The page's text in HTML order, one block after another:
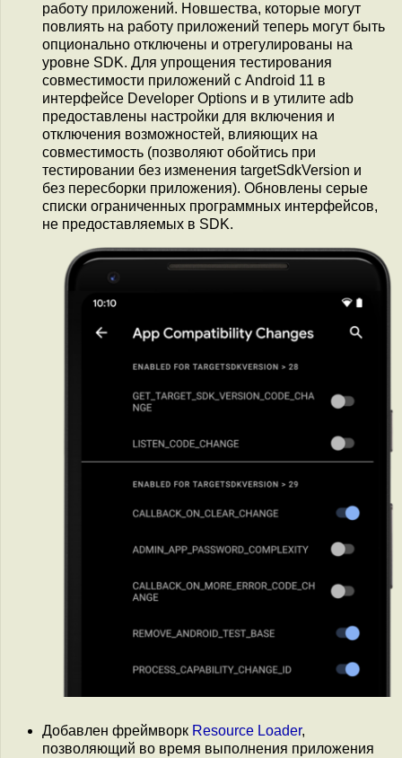
работу приложений. Новшества, которые могут
повлиять на работу приложений теперь могут быть
опционально отключены и отрегулированы на
уровне SDK. Для упрощения тестирования
совместимости приложений с Android 11 в
интерфейсе Developer Options и в утилите adb
предоставлены настройки для включения и
отключения возможностей, влияющих на
совместимость (позволяют обойтись при
тестировании без изменения targetSdkVersion и
без пересборки приложения). Обновлены серые
списки ограниченных программных интерфейсов,
не предоставляемых в SDK.
Добавлен фреймворк Resource Loader,
позволяющий во время выполнения приложения